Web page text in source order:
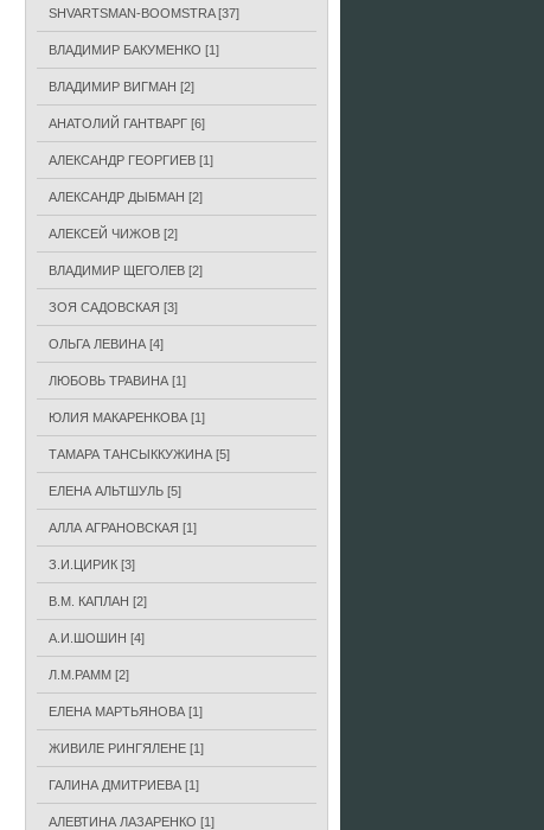
SHVARTSMAN-BOOMSTRA [37]
ВЛАДИМИР БАКУМЕНКО [1]
ВЛАДИМИР ВИГМАН [2]
АНАТОЛИЙ ГАНТВАРГ [6]
АЛЕКСАНДР ГЕОРГИЕВ [1]
АЛЕКСАНДР ДЫБМАН [2]
АЛЕКСЕЙ ЧИЖОВ [2]
ВЛАДИМИР ЩЕГОЛЕВ [2]
ЗОЯ САДОВСКАЯ [3]
ОЛЬГА ЛЕВИНА [4]
ЛЮБОВЬ ТРАВИНА [1]
ЮЛИЯ МАКАРЕНКОВА [1]
ТАМАРА ТАНСЫККУЖИНА [5]
ЕЛЕНА АЛЬТШУЛЬ [5]
АЛЛА АГРАНОВСКАЯ [1]
З.И.ЦИРИК [3]
В.М. КАПЛАН [2]
А.И.ШОШИН [4]
Л.М.РАММ [2]
ЕЛЕНА МАРТЬЯНОВА [1]
ЖИВИЛЕ РИНГЯЛЕНЕ [1]
ГАЛИНА ДМИТРИЕВА [1]
АЛЕВТИНА ЛАЗАРЕНКО [1]